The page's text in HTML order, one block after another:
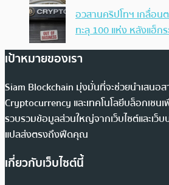
อวสานคริปโทฯ เกลื่อน
ทะลุ 100 แห่ง หลังแฮ็ก
เป้าหมายของเรา
Siam Blockchain มุ่งมั่นที่จะช่วยนำเสนอส
Cryptocurrency และเทคโนโลยีบล็อกเชน
รวบรวมข้อมูลส่วนใหญ่จากเว็บไซต์และเว็
แปลส่งตรงถึงฟีดคุณ
เกี่ยวกับเว็บไซต์นี้